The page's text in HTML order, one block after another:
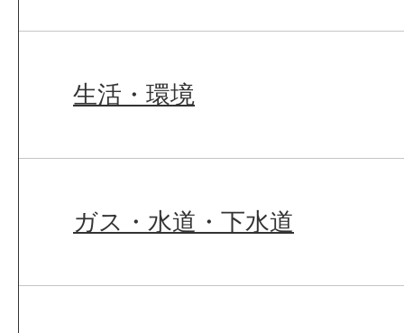
生活・環境
ガス・水道・下水道